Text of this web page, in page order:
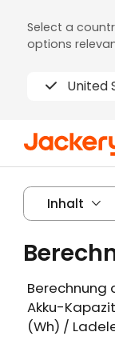
Select a
options
United
Jackery-
Vorteile
über 2000€
Erhalten
Inhalt
Berechnung
Akku-
(Wh) /